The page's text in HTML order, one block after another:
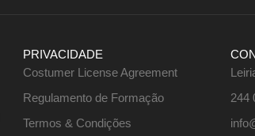
PRIVACIDADE
Costumer License Agreement
Regulamento de Formação
Termos & Condições
244